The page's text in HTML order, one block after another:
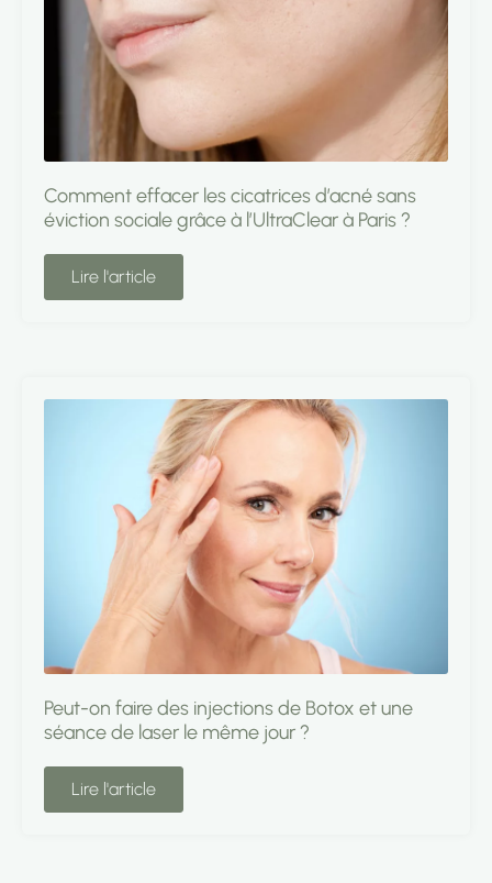
Comment effacer les cicatrices d’acné sans
éviction sociale grâce à l’UltraClear à Paris ?
Lire l'article
Peut-on faire des injections de Botox et une
séance de laser le même jour ?
Lire l'article